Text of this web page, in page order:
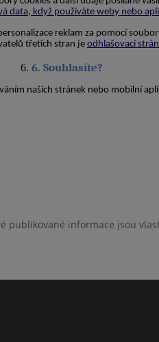
publikované informace jsou